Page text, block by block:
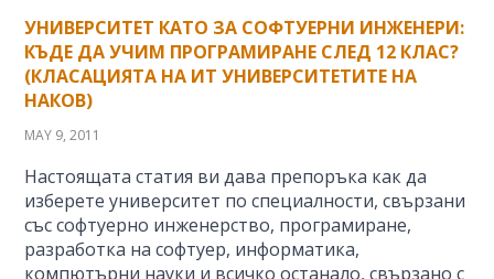
УНИВЕРСИТЕТ КАТО ЗА СОФТУЕРНИ ИНЖЕНЕРИ:
КЪДЕ ДА УЧИМ ПРОГРАМИРАНЕ СЛЕД 12 КЛАС?
(КЛАСАЦИЯТА НА ИТ УНИВЕРСИТЕТИТЕ НА
НАКОВ)
MAY 9, 2011
Настоящата статия ви дава препоръка как да
изберете университет по специалности, свързани
със софтуерно инженерство, програмиране,
разработка на софтуер, информатика,
компютърни науки и всичко останало, свързано с